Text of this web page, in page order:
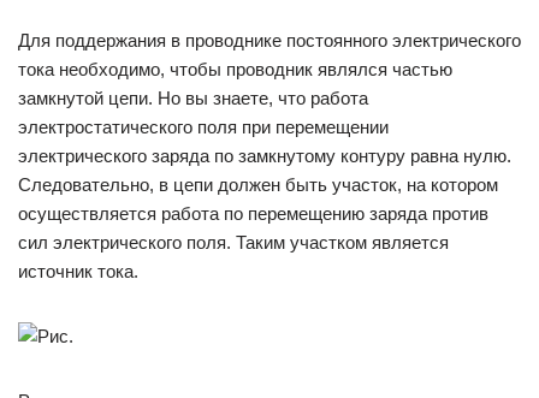
Для поддержания в проводнике постоянного электрического
тока необходимо, чтобы проводник являлся частью
замкнутой цепи. Но вы знаете, что работа
электростатического поля при перемещении
электрического заряда по замкнутому контуру равна нулю.
Следовательно, в цепи должен быть участок, на котором
осуществляется работа по перемещению заряда против
сил электрического поля. Таким участком является
источник тока.